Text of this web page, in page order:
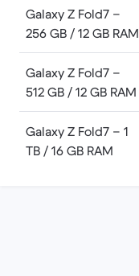
Galaxy Z Fold7 –
256 GB / 12 GB RAM
Galaxy Z Fold7 –
512 GB / 12 GB RAM
Galaxy Z Fold7 – 1
TB / 16 GB RAM